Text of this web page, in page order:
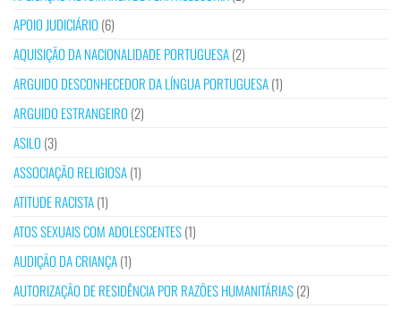
APOIO JUDICIÁRIO (6)
AQUISIÇÃO DA NACIONALIDADE PORTUGUESA(2)
ARGUIDO DESCONHECEDOR DA LÍNGUA PORTUGUESA(1)
ARGUIDO ESTRANGEIRO (2)
ASILO (3)
ASSOCIAÇÃO RELIGIOSA(1)
ATITUDE RACISTA(1)
ATOS SEXUAIS COM ADOLESCENTES(1)
AUDIÇÃO DA CRIANÇA(1)
AUTORIZAÇÃO DE RESIDÊNCIA POR RAZÕES HUMANITÁRIAS(2)